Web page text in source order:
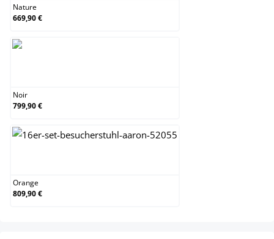
Nature
669,90 €
Noir
799,90 €
Orange
809,90 €